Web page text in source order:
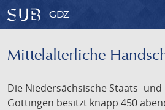
GDZ
Mittelalterliche
Die Niedersächsische Staats-
Göttingen besitzt knapp 450